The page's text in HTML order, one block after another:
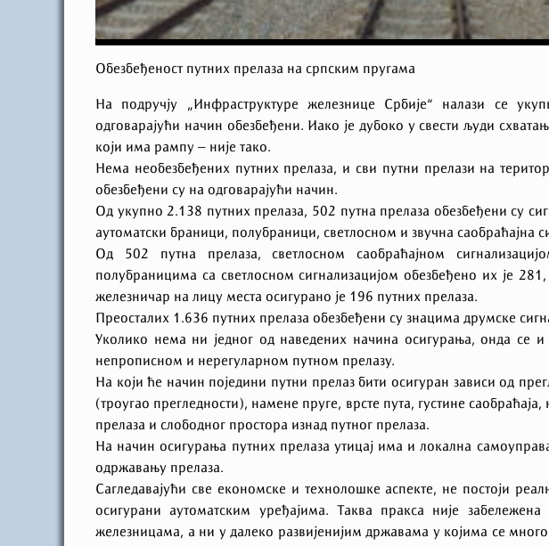
Обезбеђеност путних прелаза на српским пругама
На подручју „Инфраструктуре железнице Србије“ налази се
одговарајући начин обезбеђени. Иако је дубоко у свести људи
који има рампу – није тако.
Нема необезбеђених путних прелаза, и сви путни прелази на
обезбеђени су на одговарајући начин.
Од укупно 2.138 путних прелаза, 502 путна прелаза обезбеђени су
аутоматски браници, полубраници, светлосном и звучна саобраћајна
Од 502 путна прелаза, светлосном саобраћајном
полубраницима са светлосном сигнализацијом обезбеђено их је
железничар на лицу места осигурано је 196 путних прелаза.
Преосталих 1.636 путних прелаза обезбеђени су знацима друмске
Уколико нема ни једног од наведених начина осигурања, онда се
непрописном и нерегуларном путном прелазу.
На који ће начин поједини путни прелаз бити осигуран зависи од
(троугао прегледности), намене пруге, врсте пута, густине
прелаза и слободног простора изнад путног прелаза.
На начин осигурања путних прелаза утицај има и локална
одржавању прелаза.
Сагледавајући све економске и технолошке аспекте, не постоји
осигурани аутоматским уређајима. Таква пракса није
железницама, а ни у далеко развијенијим државама у којима се